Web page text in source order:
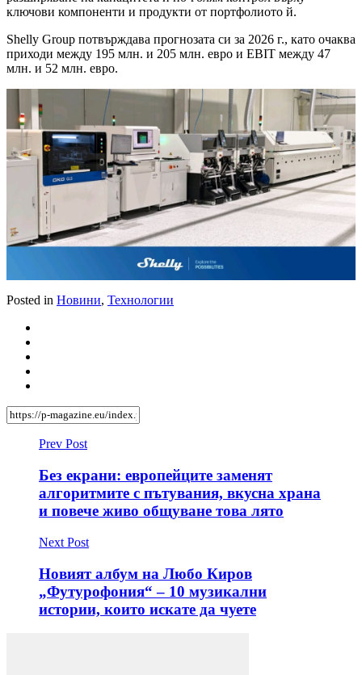
ключови компоненти и продукти от портфолиото й.
Shelly Group потвърждава прогнозата си за 2026 г., като очаква
приходи между 195 млн. и 205 млн. евро и EBIT между 47
млн. и 52 млн. евро.
Posted in Новини, Технологии
Prev Post
Без екрани: европейците заменят
алгоритмите с пътувания, вкусна храна
и повече живо общуване това лято
Next Post
Новият албум на Любо Киров
„Футурофония“ – 10 музикални
истории, които искате да чуете